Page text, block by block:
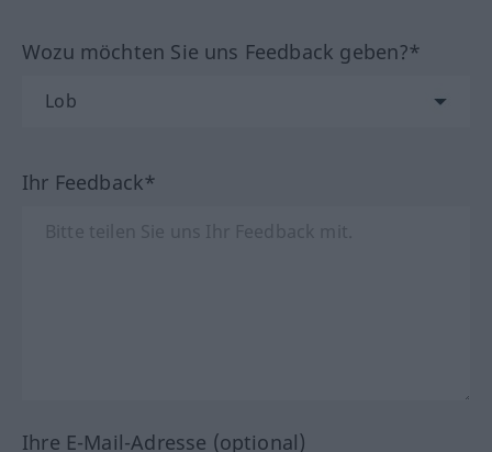
Wozu möchten Sie uns Feedback geben?*
Ihr Feedback*
Ihre E-Mail-Adresse (optional)